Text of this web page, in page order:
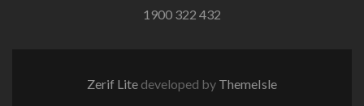
1900 322 432
Zerif Lite developed by ThemeIsle